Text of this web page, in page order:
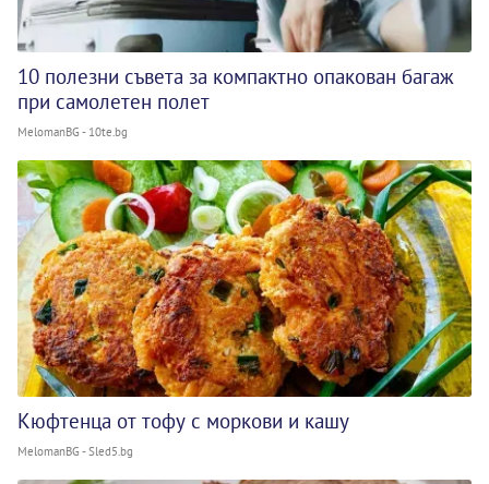
10 полезни съвета за компактно опакован багаж
при самолетен полет
MelomanBG - 10te.bg
Кюфтенца от тофу с моркови и кашу
MelomanBG - Sled5.bg